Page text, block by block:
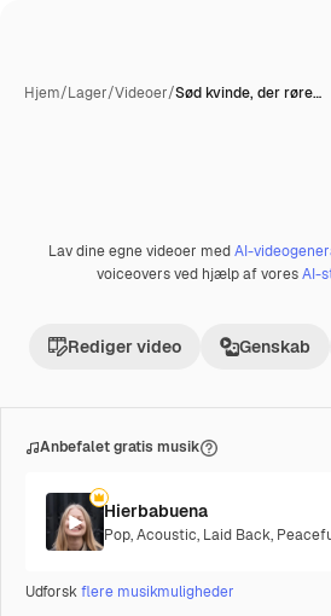
Hjem/Lager/Videoer/Sød kvinde, der røre…
Lav dine egne videoer medAI-
voiceovers ved hjælp af voresAI-
Rediger video Genskab
Anbefalet gratis musik
Hierbabuena
Pop,Acoustic, Laid Back,
Udforskflere musikmuligheder